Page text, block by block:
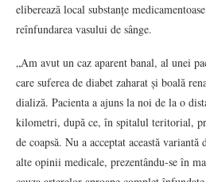
eliberează local substanțe
reînfundarea vasului de sânge.
„Am avut un caz aparent banal, al unei
care suferea de diabet zaharat și boală
dializă. Pacienta a ajuns la noi de la o
kilometri, după ce, în spitalul teritorial,
de coapsă. Nu a acceptat această
alte opinii medicale, prezentându-se în